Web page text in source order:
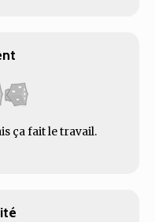
ça fait le travail.